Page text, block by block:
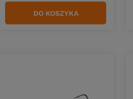
DO KOSZYKA